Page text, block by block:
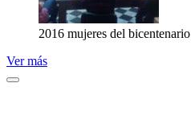
2016 mujeres del bicentenario
Ver más